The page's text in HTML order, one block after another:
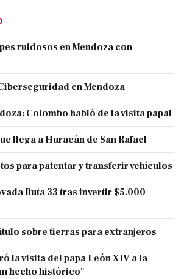
ruidosos en Mendoza con
en Mendoza
Colombo habló de la visita papal
llega a Huracán de San Rafael
para patentar y transferir vehículos
Ruta 33 tras invertir $5.000
sobre tierras para extranjeros
la visita del papa León XIV a la
hecho histórico"